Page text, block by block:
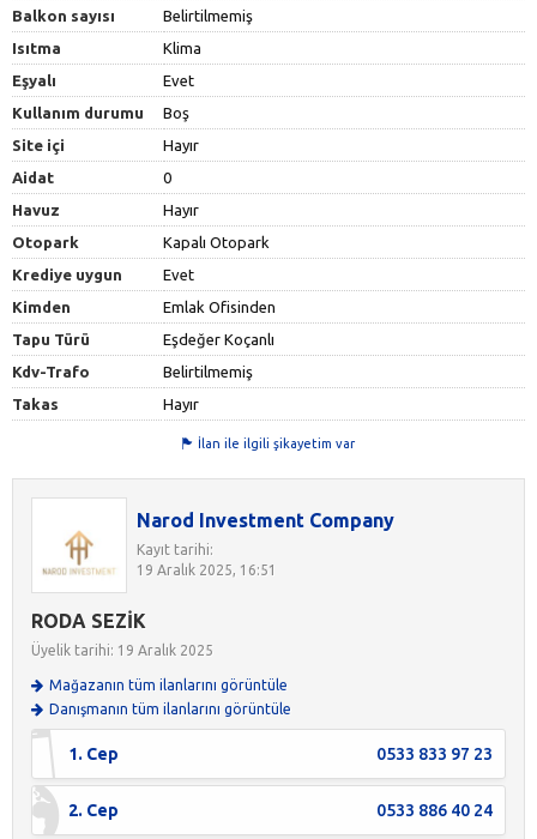
Balkon sayısı
Belirtilmemiş
Isıtma
Klima
Eşyalı
Evet
Kullanım durumu
Boş
Site içi
Hayır
Aidat
0
Havuz
Hayır
Otopark
Kapalı Otopark
Krediye uygun
Evet
Kimden
Emlak Ofisinden
Tapu Türü
Eşdeğer Koçanlı
Kdv-Trafo
Belirtilmemiş
Takas
Hayır
İlan ile ilgili şikayetim var
Narod Investment Company
Kayıt tarihi:
19 Aralık 2025, 16:51
RODA SEZİK
Üyelik tarihi: 19 Aralık 2025
Mağazanın tüm ilanlarını görüntüle
Danışmanın tüm ilanlarını görüntüle
1. Cep 0533 833 97 23
2. Cep 0533 886 40 24